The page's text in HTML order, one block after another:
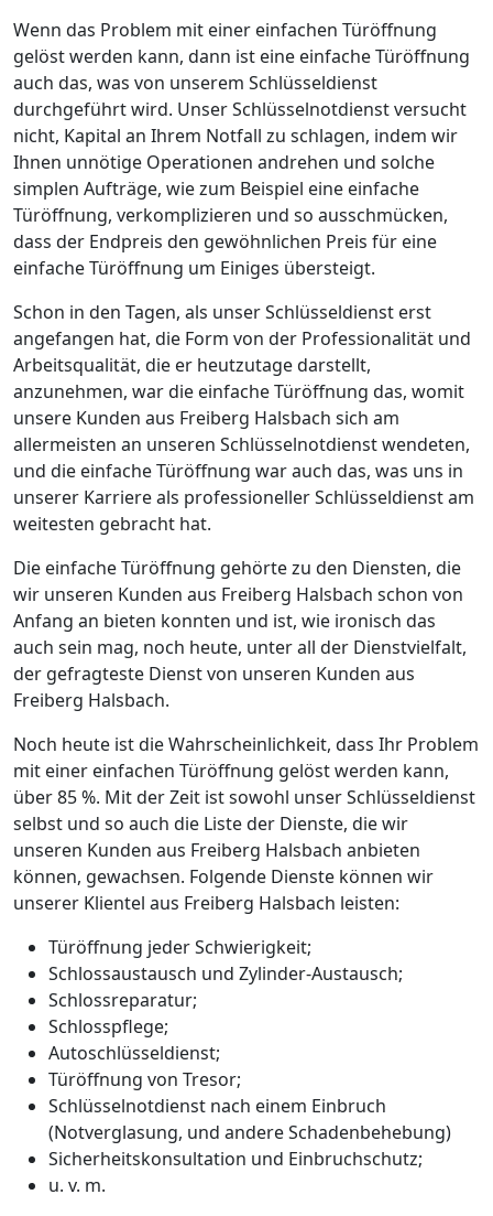
Wenn das Problem mit einer einfachen Türöffnung
gelöst werden kann, dann ist eine einfache Türöffnung
auch das, was von unserem Schlüsseldienst
durchgeführt wird. Unser Schlüsselnotdienst versucht
nicht, Kapital an Ihrem Notfall zu schlagen, indem wir
Ihnen unnötige Operationen andrehen und solche
simplen Aufträge, wie zum Beispiel eine einfache
Türöffnung, verkomplizieren und so ausschmücken,
dass der Endpreis den gewöhnlichen Preis für eine
einfache Türöffnung um Einiges übersteigt.
Schon in den Tagen, als unser Schlüsseldienst erst
angefangen hat, die Form von der Professionalität und
Arbeitsqualität, die er heutzutage darstellt,
anzunehmen, war die einfache Türöffnung das, womit
unsere Kunden aus Freiberg Halsbach sich am
allermeisten an unseren Schlüsselnotdienst wendeten,
und die einfache Türöffnung war auch das, was uns in
unserer Karriere als professioneller Schlüsseldienst am
weitesten gebracht hat.
Die einfache Türöffnung gehörte zu den Diensten, die
wir unseren Kunden aus Freiberg Halsbach schon von
Anfang an bieten konnten und ist, wie ironisch das
auch sein mag, noch heute, unter all der Dienstvielfalt,
der gefragteste Dienst von unseren Kunden aus
Freiberg Halsbach.
Noch heute ist die Wahrscheinlichkeit, dass Ihr Problem
mit einer einfachen Türöffnung gelöst werden kann,
über 85 %. Mit der Zeit ist sowohl unser Schlüsseldienst
selbst und so auch die Liste der Dienste, die wir
unseren Kunden aus Freiberg Halsbach anbieten
können, gewachsen. Folgende Dienste können wir
unserer Klientel aus Freiberg Halsbach leisten:
Türöffnung jeder Schwierigkeit;
Schlossaustausch und Zylinder-Austausch;
Schlossreparatur;
Schlosspflege;
Autoschlüsseldienst;
Türöffnung von Tresor;
Schlüsselnotdienst nach einem Einbruch
(Notverglasung, und andere Schadenbehebung)
Sicherheitskonsultation und Einbruchschutz;
u. v. m.